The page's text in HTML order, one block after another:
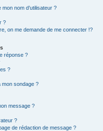
nom d’utilisateur ?
?
on me demande de me connecter !?
réponse ?
?
mon sondage ?
message ?
?
de rédaction de message ?